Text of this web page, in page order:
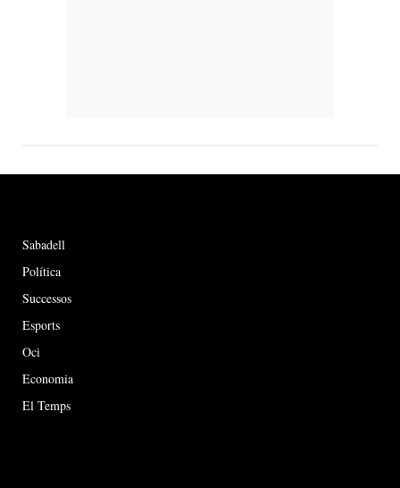
Sabadell
Política
Successos
Esports
Oci
Economia
El Temps